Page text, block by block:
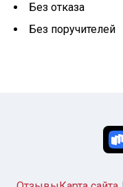
Без отказа
Без поручителей